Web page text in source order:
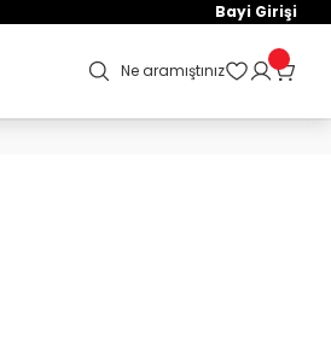
Bayi Girişi
Ne aramıştınız